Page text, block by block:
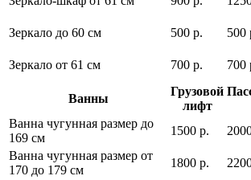
Зеркало до 60 см
500 р. 500
Зеркало от 61 см
700 р. 700
Ванны
Грузовой
лифт
Ванна чугунная размер до
169 см
1500 р.
Ванна чугунная размер от
170 до 179 см
1800 р.